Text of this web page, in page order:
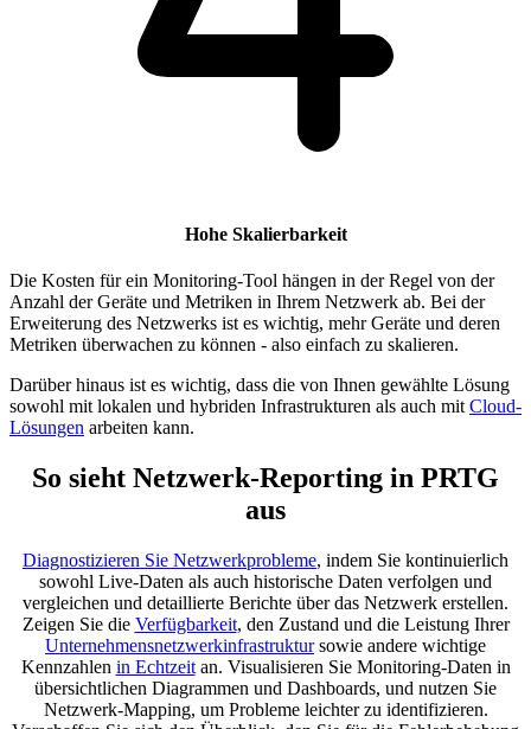
Hohe Skalierbarkeit
Die Kosten für ein Monitoring-Tool hängen in der Regel von der
Anzahl der Geräte und Metriken in Ihrem Netzwerk ab. Bei der
Erweiterung des Netzwerks ist es wichtig, mehr Geräte und deren
Metriken überwachen zu können - also einfach zu skalieren.
Darüber hinaus ist es wichtig, dass die von Ihnen gewählte Lösung
sowohl mit lokalen und hybriden Infrastrukturen als auch mit Cloud-
Lösungen arbeiten kann.
So sieht Netzwerk-Reporting in PRTG
aus
Diagnostizieren Sie Netzwerkprobleme, indem Sie kontinuierlich
sowohl Live-Daten als auch historische Daten verfolgen und
vergleichen und detaillierte Berichte über das Netzwerk erstellen.
Zeigen Sie die Verfügbarkeit, den Zustand und die Leistung Ihrer
Unternehmensnetzwerkinfrastruktursowie andere wichtige
Kennzahlen in Echtzeitan. Visualisieren Sie Monitoring-Daten in
übersichtlichen Diagrammen und Dashboards, und nutzen Sie
Netzwerk-Mapping, um Probleme leichter zu identifizieren.